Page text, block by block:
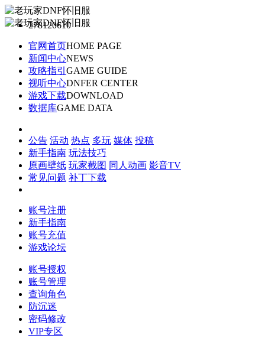
官网首页HOME PAGE
新闻中心NEWS
攻略指引GAME GUIDE
视听中心DNFER CENTER
游戏下载DOWNLOAD
公告 活动 热点 多玩
新手指南 玩法技巧
原画壁纸 玩家截图
账号注册
新手指南
账号充值
账号授权
账号管理
查询角色
防沉迷
密码修改